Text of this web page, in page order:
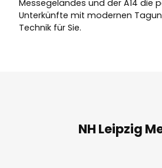
Messegeländes und der A14 die
Unterkünfte mit modernen
Technik für Sie.
NH Leipzig